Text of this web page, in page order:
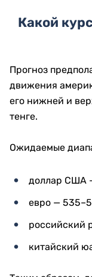
Какой
Прогноз
движения
его нижней и
тенге.
Ожидаемые
доллар США
евро —
российский
китайский